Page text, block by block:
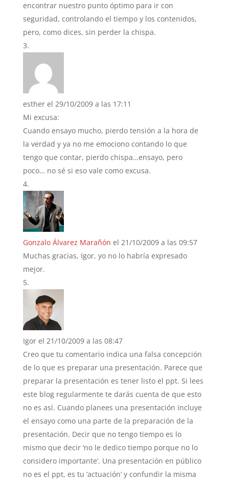
encontrar nuestro punto óptimo para ir con
seguridad, controlando el tiempo y los contenidos,
pero, como dices, sin perder la chispa.
esther el 29/10/2009 a las 17:11
Mi excusa:
Cuando ensayo mucho, pierdo tensión a la hora de
la verdad y ya no me emociono contando lo que
tengo que contar, pierdo chispa…ensayo, pero
poco… no sé si eso vale como excusa.
Gonzalo Álvarez Marañón el 21/10/2009 a las 09:57
Muchas gracias, Igor, yo no lo habría expresado
mejor.
Igor el 21/10/2009 a las 08:47
Creo que tu comentario indica una falsa concepción
de lo que es preparar una presentación. Parece que
preparar la presentación es tener listo el ppt. Si lees
este blog regularmente te darás cuenta de que esto
no es así. Cuando planees una presentación incluye
el ensayo como una parte de la preparación de la
presentación. Decir que no tengo tiempo es lo
mismo que decir ‘no le dedico tiempo porque no lo
considero importante’. Una presentación en público
no es el ppt, es tu ‘actuación’ y confundir la misma